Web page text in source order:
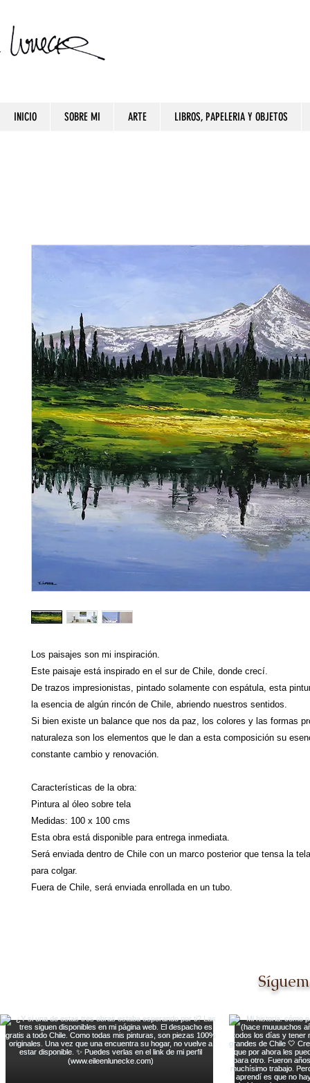
INICIO SOBRE MI ARTE LIBROS, PAPELERIA Y OBJETOS
Los paisajes son mi inspiración.
Este paisaje está inspirado en el sur de Chile, donde crecí.
De trazos impresionistas, pintado solamente con espátula, esta
la esencia de algún rincón de Chile, abriendo nuestros sentidos.
Si bien existe un balance que nos da paz, los colores y las formas
naturaleza son los elementos que le dan a esta composición su
constante cambio y renovación.
Características de la obra:
Pintura al óleo sobre tela
Medidas: 100 x 100 cms
Esta obra está disponible para entrega inmediata.
Será enviada dentro de Chile con un marco posterior que tensa la
para colgar.
Fuera de Chile, será enviada enrollada en un tubo.